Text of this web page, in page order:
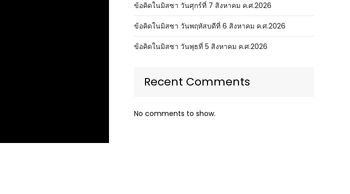
ข้อคิดในมิสซา วันศุกร์ที่ 7 สิงหาคม ค.ศ.2026
ข้อคิดในมิสซา วันพฤหัสบดีที่ 6 สิงหาคม ค.ศ.2026
ข้อคิดในมิสซา วันพุธที่ 5 สิงหาคม ค.ศ.2026
Recent Comments
No comments to show.